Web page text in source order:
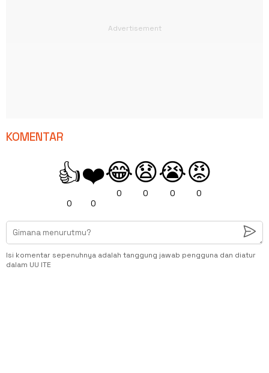
KOMENTAR
👍
0
❤️
0
😂
0
😧
0
😭
0
😡
0
Isi komentar sepenuhnya adalah tanggung jawab pengguna dan diatur
dalam UU ITE